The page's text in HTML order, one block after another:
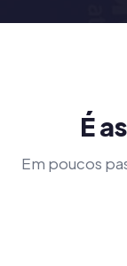
É
Em poucos